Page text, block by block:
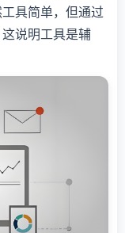
具简单，但通过
说明工具是辅